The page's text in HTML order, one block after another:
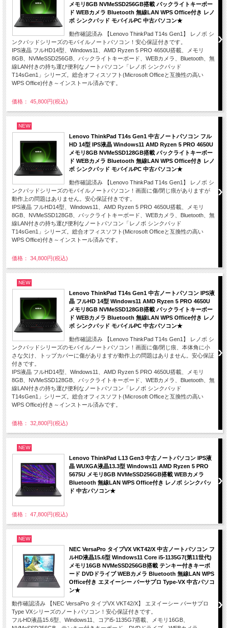
メモリ8GB NVMeSSD256GB搭載 バックライトキーボー
ド WEBカメラ Bluetooth 無線LAN WPS Office付き レノ
ボ シンクパッド モバイルPC 中古パソコン★
動作確認済み 【Lenovo ThinkPad T14s Gen1】 レノボ シ
ンクパッドシリーズのモバイルノートパソコン！安心保証付きです。
IPS液晶 フルHD14型、Windows11、AMD Ryzen 5 PRO 4650U搭載、メモリ
8GB、NVMeSSD256GB、バックライトキーボード、WEBカメラ、Bluetooth、無
線LAN付きの持ち運び便利なノートパソコン「レノボ シンクパッド
T14sGen1」シリーズ。総合オフィスソフト(Microsoft Officeと互換性の高い
WPS Office)付き～インストール済みです。
価格： 45,800円(税込)
NEW
Lenovo ThinkPad T14s Gen1 中古ノートパソコン フル
HD 14型 IPS液晶 Windows11 AMD Ryzen 5 PRO 4650U
メモリ8GB NVMeSSD128GB搭載 バックライトキーボー
ド WEBカメラ Bluetooth 無線LAN WPS Office付き レノ
ボ シンクパッド モバイルPC 中古パソコン★
動作確認済み 【Lenovo ThinkPad T14s Gen1】 レノボ シ
ンクパッドシリーズのモバイルノートパソコン！画面に傷/閉じ痕がありますが
動作上の問題はありません。安心保証付きです。
IPS液晶 フルHD14型、Windows11、AMD Ryzen 5 PRO 4650U搭載、メモリ
8GB、NVMeSSD128GB、バックライトキーボード、WEBカメラ、Bluetooth、無
線LAN付きの持ち運び便利なノートパソコン「レノボ シンクパッド
T14sGen1」シリーズ。総合オフィスソフト(Microsoft Officeと互換性の高い
WPS Office)付き～インストール済みです。
価格： 34,800円(税込)
NEW
Lenovo ThinkPad T14s Gen1 中古ノートパソコン IPS液
晶 フルHD 14型 Windows11 AMD Ryzen 5 PRO 4650U
メモリ8GB NVMeSSD128GB搭載 バックライトキーボー
ド WEBカメラ Bluetooth 無線LAN WPS Office付き レノ
ボ シンクパッド モバイルPC 中古パソコン★
動作確認済み 【Lenovo ThinkPad T14s Gen1】 レノボ シ
ンクパッドシリーズのモバイルノートパソコン！画面に傷/閉じ痕、本体角に小
さな欠け、トップカバーに傷がありますが動作上の問題はありません。安心保証
付きです。
IPS液晶 フルHD14型、Windows11、AMD Ryzen 5 PRO 4650U搭載、メモリ
8GB、NVMeSSD128GB、バックライトキーボード、WEBカメラ、Bluetooth、無
線LAN付きの持ち運び便利なノートパソコン「レノボ シンクパッド
T14sGen1」シリーズ。総合オフィスソフト(Microsoft Officeと互換性の高い
WPS Office)付き～インストール済みです。
価格： 32,800円(税込)
NEW
Lenovo ThinkPad L13 Gen3 中古ノートパソコン IPS液
晶 WUXGA液晶13.3型 Windows11 AMD Ryzen 5 PRO
5675U メモリ8GB NVMeSSD256GB搭載 WEBカメラ
Bluetooth 無線LAN WPS Office付き レノボ シンクパッ
ド 中古パソコン★
価格： 47,800円(税込)
NEW
NEC VersaPro タイプVX VKT42/X 中古ノートパソコン フ
ルHD液晶15.6型 Windows11 Core i5-1135G7(第11世代)
メモリ16GB NVMeSSD256GB搭載 テンキー付きキーボ
ード DVDドライブ WEBカメラ Bluetooth 無線LAN WPS
Office付き エヌイーシー バーサプロ Type-VX 中古パソコ
ン★
動作確認済み 【NEC VersaPro タイプVX VKT42/X】 エヌイーシー バーサプロ
Type VXシリーズのノートパソコン！安心保証付きです。
フルHD液晶15.6型、Windows11、コアi5-1135G7搭載、メモリ16GB、